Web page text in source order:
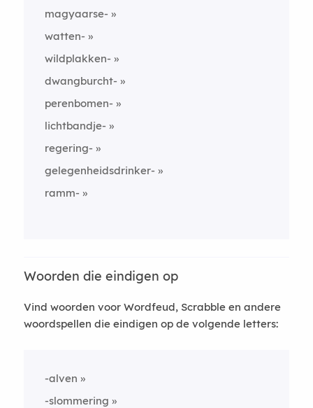
magyaarse-
watten-
wildplakken-
dwangburcht-
perenbomen-
lichtbandje-
regering-
gelegenheidsdrinker-
ramm-
Woorden die eindigen op
Vind woorden voor Wordfeud, Scrabble en andere
woordspellen die eindigen op de volgende letters:
-alven
-slommering